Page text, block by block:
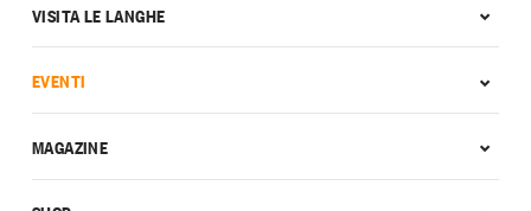
VISITA LE LANGHE
EVENTI
MAGAZINE